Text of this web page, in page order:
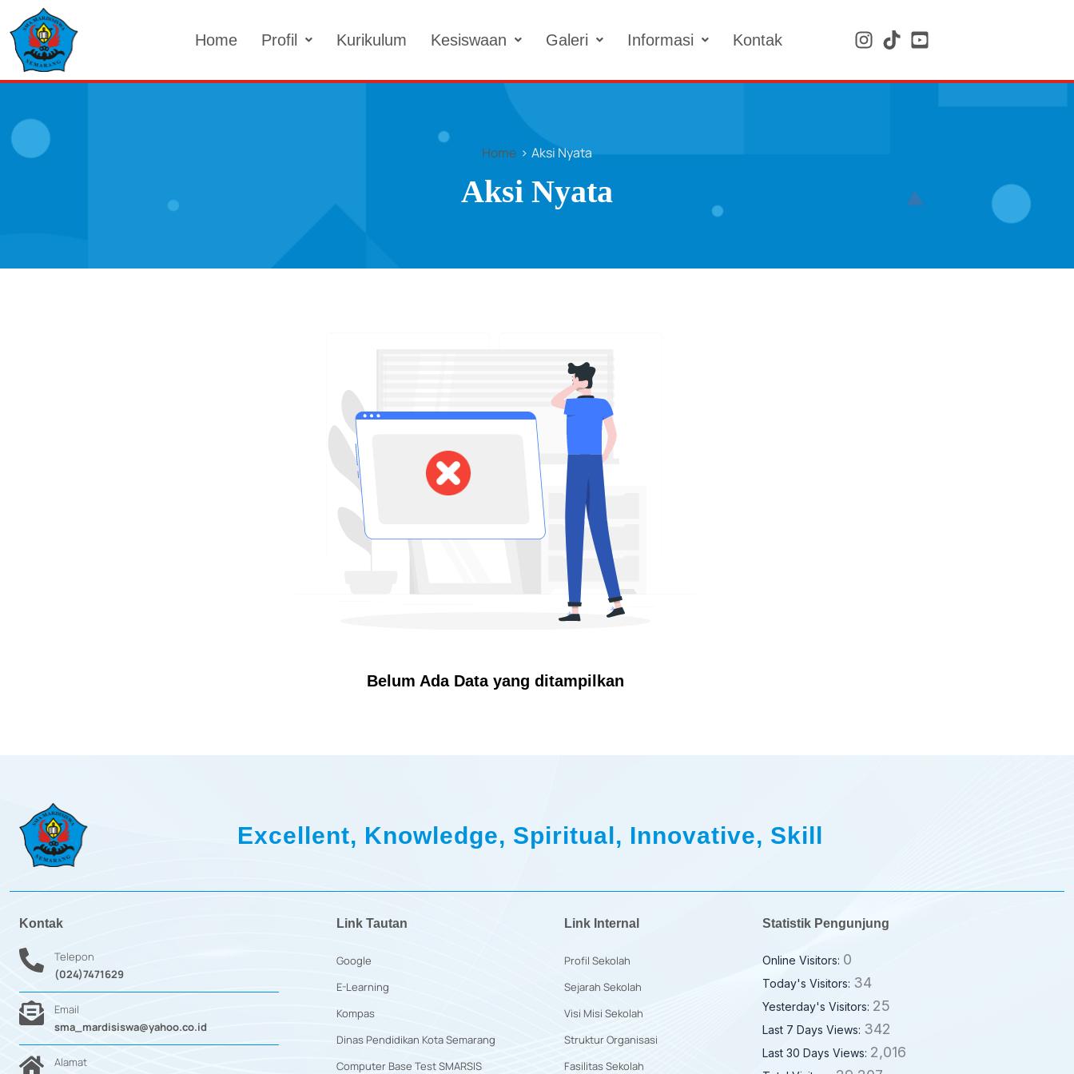
to
content
Home Profil Kurikulum Kesiswaan Galeri Informasi Kontak
Home Aksi Nyata
Aksi Nyata
Belum Ada Data yang ditampilkan
Excellent, Knowledge, Spiritual, Innovative, Skill
Kontak
Telepon
(024)7471629
Email
sma_mardisiswa@yahoo.co.id
Alamat
Link Tautan
Google
E-Learning
Kompas
Dinas Pendidikan Kota Semarang
Computer Base Test SMARSIS
Link Internal
Profil Sekolah
Sejarah Sekolah
Visi Misi Sekolah
Struktur Organisasi
Fasilitas Sekolah
Statistik Pengunjung
Online Visitors: 0
Today's Visitors: 34
Yesterday's Visitors: 25
Last 7 Days Views: 342
Last 30 Days Views: 2,016